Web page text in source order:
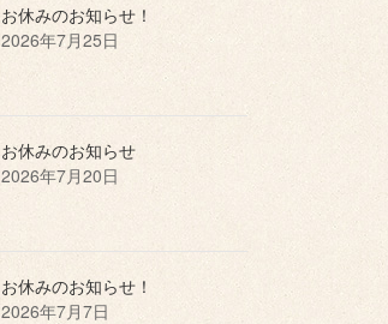
お休みのお知らせ！
2026年7月25日
お休みのお知らせ
2026年7月20日
お休みのお知らせ！
2026年7月7日